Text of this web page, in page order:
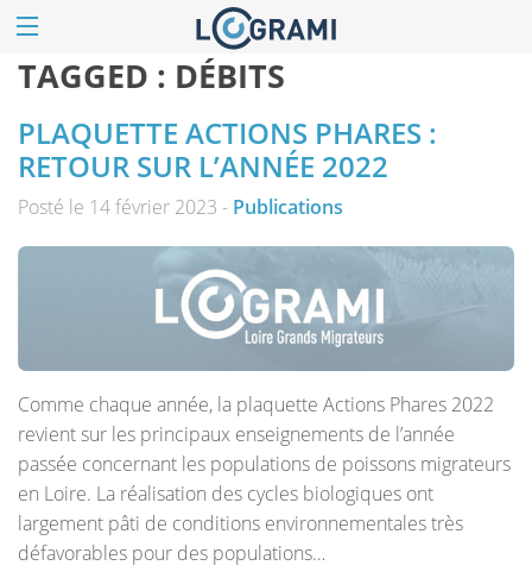
TAGGED : DÉBITS
PLAQUETTE ACTIONS PHARES :
RETOUR SUR L’ANNÉE 2022
Posté le 14 février 2023 - Publications
Comme chaque année, la plaquette Actions Phares 2022
revient sur les principaux enseignements de l’année
passée concernant les populations de poissons migrateurs
en Loire. La réalisation des cycles biologiques ont
largement pâti de conditions environnementales très
défavorables pour des populations…